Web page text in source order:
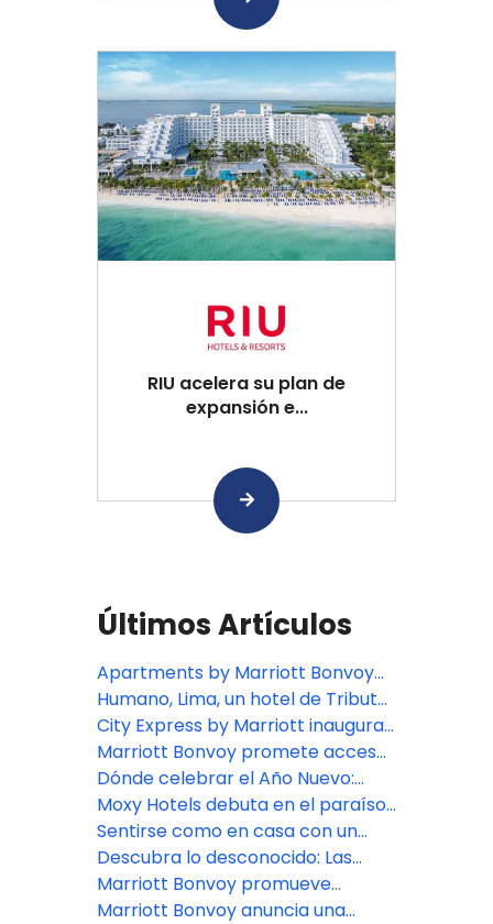
RIU acelera su plan de
expansión e...
Últimos Artículos
Apartments by Marriott Bonvoy
debuta en Argentina con su
apertura en Rosario
Humano, Lima, un hotel de Tribute
Portfolio, abre sus puertas en
Miraflores
City Express by Marriott inaugura
su presencia en Argentina con
City Centro by Marriott Ushuaia
Marriott Bonvoy promete acceso
inigualable a la Copa Mundial de la
FIFA 2026
Dónde celebrar el Año Nuevo:
Celebraciones con todo incluido
de Marriott Bonvoy en el Caribe y
Latinoamérica
Moxy Hotels debuta en el paraíso
bohemio de México
Sentirse como en casa con un
servicio de cinco estrellas: El lujo
en un hoteles Marriott Bonvoy
Descubra lo desconocido: Las
joyas ocultas de Marriott Bonvoy
en el Caribe y Latinoamérica
Marriott Bonvoy promueve
vacaciones All Inclusive familiares
Marriott Bonvoy anuncia una